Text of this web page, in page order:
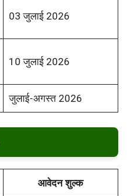
03 जुलाई 2026
10 जुलाई 2026
जुलाई-अगस्त 2026
आवेदन शुल्क